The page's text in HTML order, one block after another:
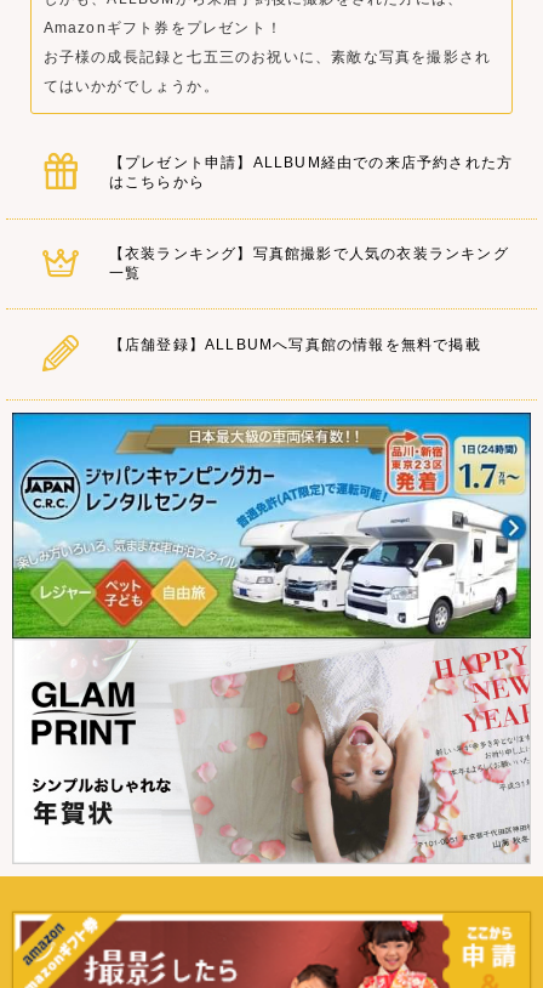
Amazonギフト券をプレゼント！
お子様の成長記録と七五三のお祝いに、素敵な写真を撮影され
てはいかがでしょうか。
【プレゼント申請】ALLBUM経由での来店予約された方
はこちらから
【衣装ランキング】写真館撮影で人気の衣装ランキング
一覧
【店舗登録】ALLBUMへ写真館の情報を無料で掲載